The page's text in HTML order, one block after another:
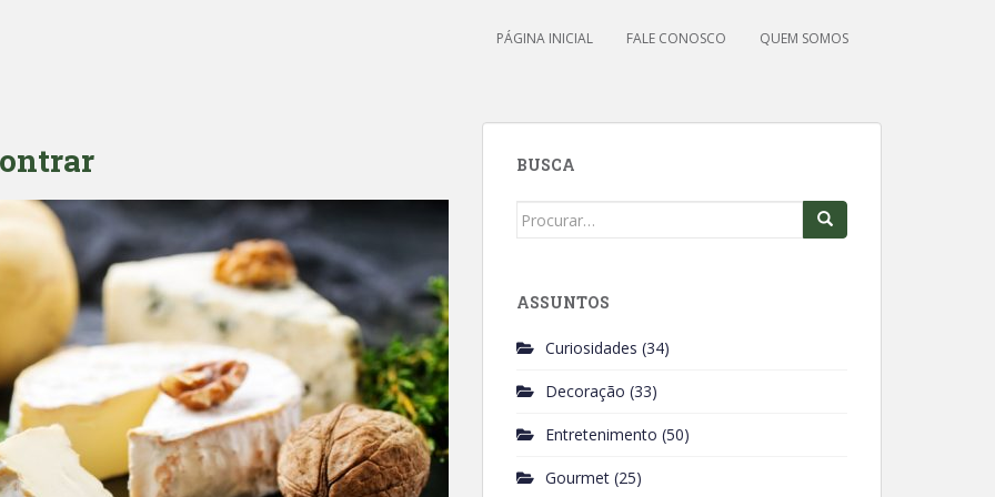
PÁGINA INICIAL FALE CONOSCO QUEM SOMOS
BUSCA
Search
ASSUNTOS
Curiosidades (34)
Decoração (33)
Entretenimento (50)
Gourmet (25)